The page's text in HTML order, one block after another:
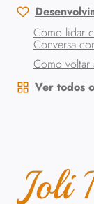
Como lidar
Conversa
Como
Ver todos